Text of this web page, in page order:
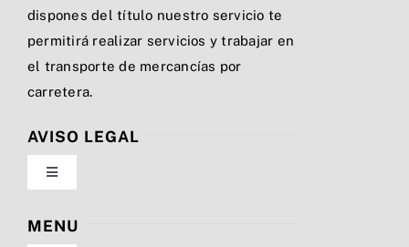
dispones del título nuestro servicio te
permitirá realizar servicios y trabajar en
el transporte de mercancías por
carretera.
AVISO LEGAL
Toggle
Navigation
Política de privacidad
MENU